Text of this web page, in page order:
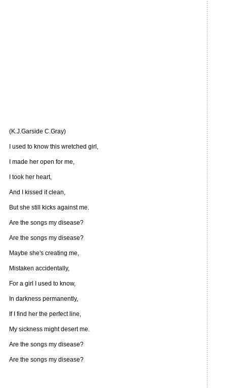
(K.J.Garside C.Gray)
I used to know this wretched girl,
I made her open for me,
I took her heart,
And I kissed it clean,
But she still kicks against me.
Are the songs my disease?
Are the songs my disease?
Maybe she's creating me,
Mistaken accidentally,
For a girl I used to know,
In darkness permanently,
If I find her the perfect line,
My sickness might desert me.
Are the songs my disease?
Are the songs my disease?